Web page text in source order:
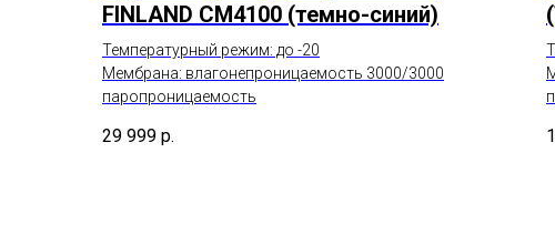
FINLAND СM4100 (темно-синий)
Температурный режим: до -20
Мембрана: влагонепроницаемость 3000/3000
паропроницаемость
29 999 р.